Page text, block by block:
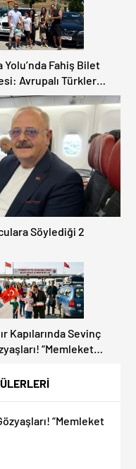
“Memleket
Yolu’nda Fahiş Bilet
Avrupalı Türkler
Akın Etti,
Kilitlendi!
Söylediği 2
Kapılarında Sevinç
“Memleket